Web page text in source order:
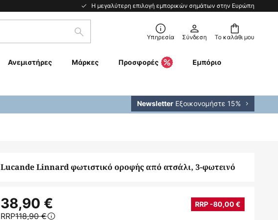
Η μεγαλύτερη επιλογή εμπορικών σημάτων στην Ευρώπη
Το καλάθι μου
Αναζήτηση Υπηρεσία Σύνδεση
Ανεμιστήρες Μάρκες Προσφορές Εμπόριο
Newsletter Εξοικονομήστε 15%
Lucande Linnard φωτιστικό οροφής από ατσάλι, 3-φωτεινό
38,90 € RRP -80,00 €
RRP118,90 €